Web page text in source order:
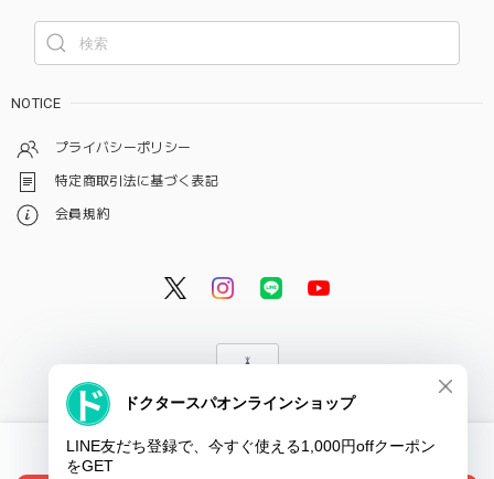
NOTICE
プライバシーポリシー
特定商取引法に基づく表記
会員規約
© ドクタースパ・クリニック オンラインショップ